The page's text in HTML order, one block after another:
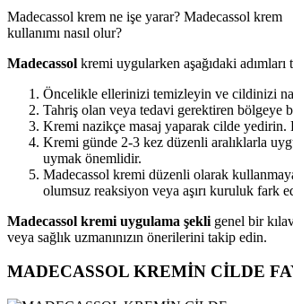
Madecassol krem ne işe yarar? Madecassol krem
kullanımı nasıl olur?
Madecassol kremi uygularken aşağıdaki
Öncelikle ellerinizi temizleyin ve cildinizi
Tahriş olan veya tedavi gerektiren bölgeye
Kremi nazikçe masaj yaparak cilde yedirin.
Kremi günde 2-3 kez düzenli aralıklarla
uymak önemlidir.
Madecassol kremi düzenli olarak
olumsuz reaksiyon veya aşırı kuruluk fark
Madecassol kremi uygulama şekli genel bir
veya sağlık uzmanınızın önerilerini takip edin.
MADECASSOL KREMİN CİLDE